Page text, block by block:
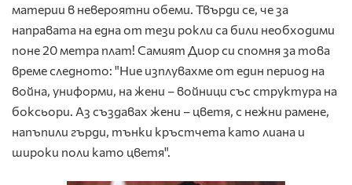
материи в невероятни обеми. Твърди се, че за
направата на една от тези рокли са били необходими
поне 20 метра плат! Самият Диор си спомня за това
време следното: "Ние изплувахме от един период на
война, униформи, на жени – войници със структура на
боксьори. Аз създавах жени – цветя, с нежни рамене,
напъпили гърди, тънки кръстчета като лиана и
широки поли като цветя".